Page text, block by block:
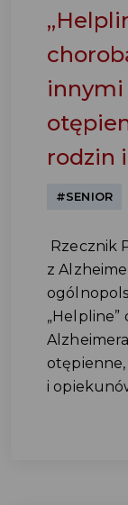
innymi
rodzin
#SENIOR
Rzecznik
z
i